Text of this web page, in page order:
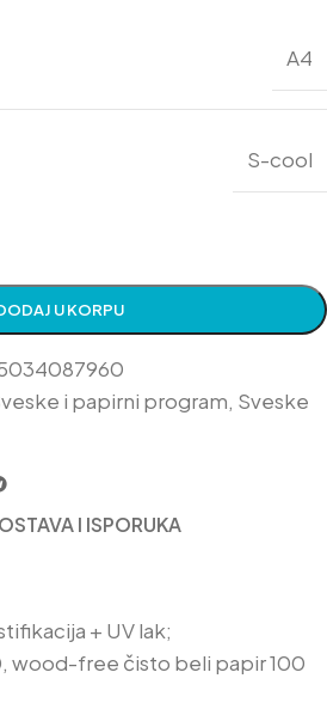
A4
S-cool
U KORPU
i papirni program, Sveske
I ISPORUKA
+ UV lak;
wood-free čisto beli papir 100